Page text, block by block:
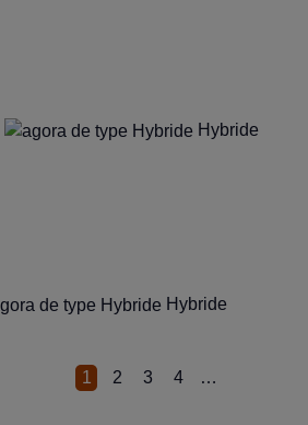
Hybride
Hybride
Page
1 Page
2 Page
3 Page
4 …